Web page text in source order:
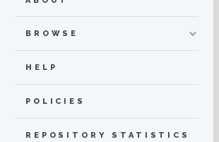
BROWSE
HELP
POLICIES
REPOSITORY STATISTICS